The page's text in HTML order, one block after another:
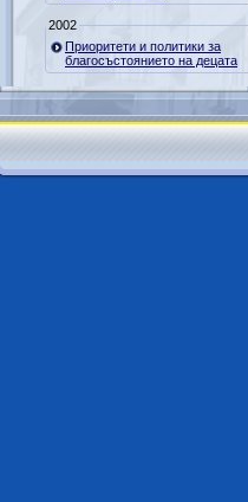
2002
Приоритети и политики за
благосъстоянието на децата